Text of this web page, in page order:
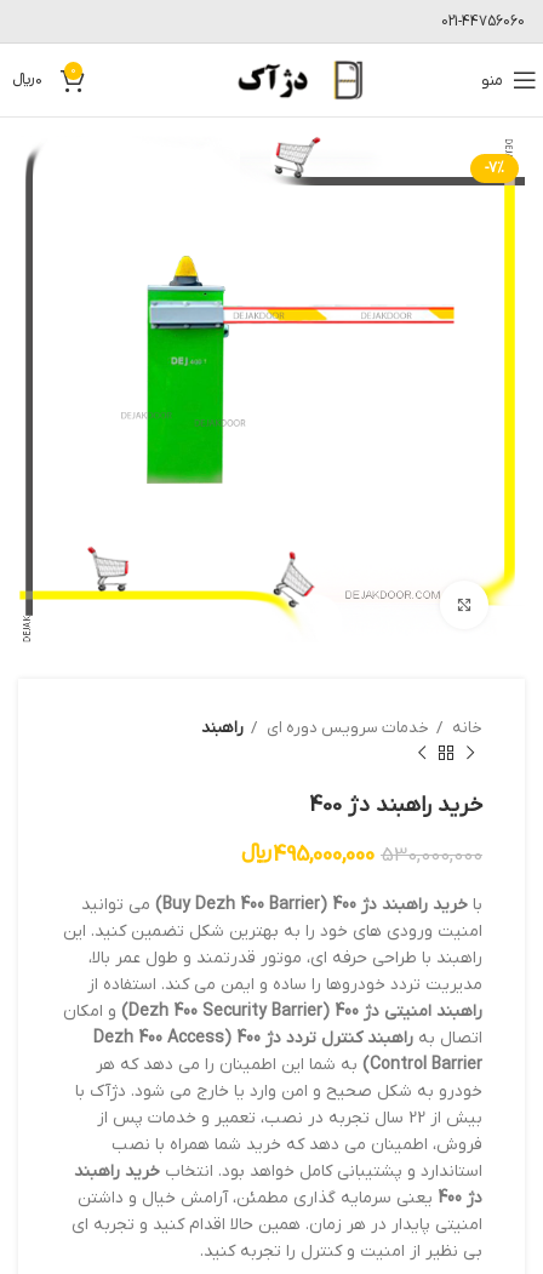
021-44756060
منو 0
0﷼
-7%
بزرگنمایی تصویر
خانه خدمات سرویس دوره ای راهبند
خرید راهبند دژ 400
530,000,000
495,000,000﷼
با خرید راهبند دژ 400 (Buy Dezh 400 Barrier)
می توانید
امنیت ورودی های خود را به بهترین شکل تضمین کنید. این
راهبند با طراحی حرفه ای، موتور قدرتمند و طول عمر بالا،
مدیریت تردد خودروها را ساده و ایمن می کند. استفاده از
راهبند امنیتی دژ 400 (Dezh 400 Security Barrier)
و امکان
اتصال به
راهبند کنترل تردد دژ 400 (Dezh 400 Access
Control Barrier) به شما این اطمینان را می دهد که هر
خودرو به شکل صحیح و امن وارد یا خارج می شود. دژآک با
بیش از 22 سال تجربه در نصب، تعمیر و خدمات پس از
فروش، اطمینان می دهد که خرید شما همراه با نصب
استاندارد و پشتیبانی کامل خواهد بود. انتخاب خرید راهبند
دژ 400
یعنی سرمایه گذاری مطمئن، آرامش خیال و داشتن
امنیتی پایدار در هر زمان. همین حالا اقدام کنید و تجربه ای
بی نظیر از امنیت و کنترل را تجربه کنید.